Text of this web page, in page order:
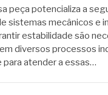
peça potencializa a
sistemas mecânicos e
estabilidade são
diversos processos
para atender a essas…